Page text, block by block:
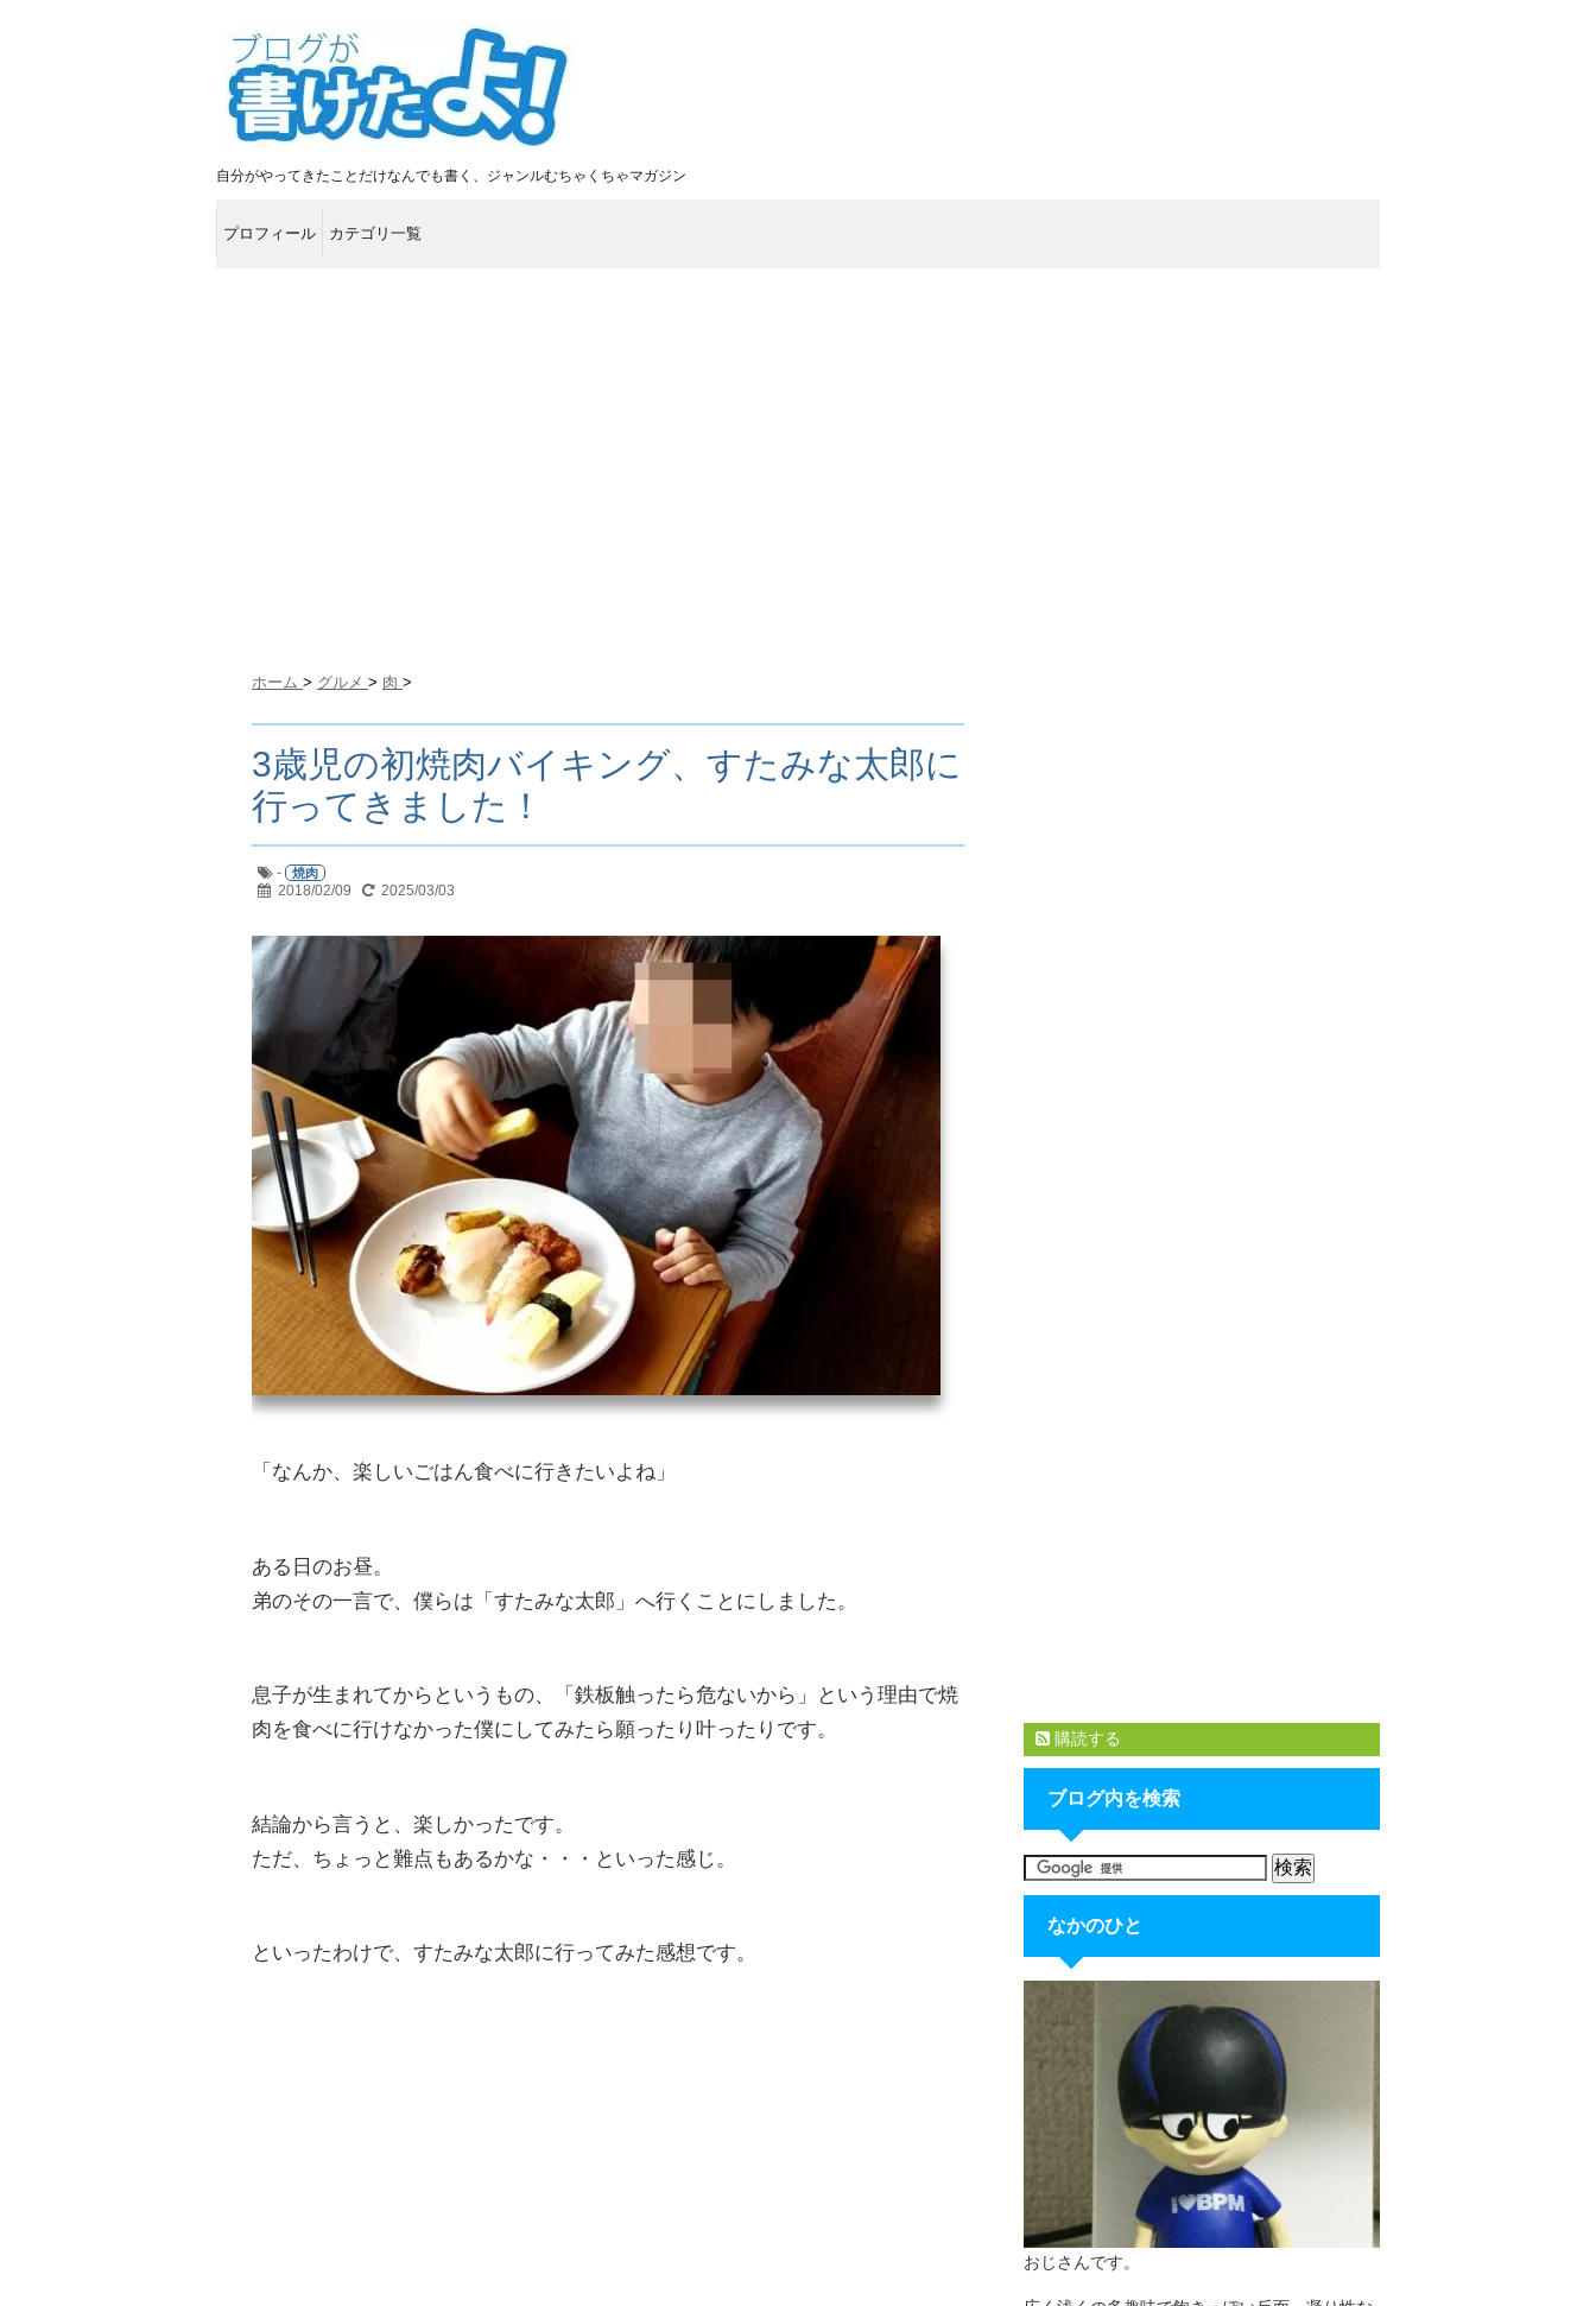
自分がやってきたことだけなんでも書く、ジャンルむちゃくちゃマガジン
プロフィール カテゴリ一覧
ホーム > グルメ > 肉 >
3歳児の初焼肉バイキング、すたみな太郎に
行ってきました！
- 焼肉
2018/02/09 2025/03/03
「なんか、楽しいごはん食べに行きたいよね」
ある日のお昼。
弟のその一言で、僕らは「すたみな太郎」へ行くことにしました。
息子が生まれてからというもの、「鉄板触ったら危ないから」という理由で焼
肉を食べに行けなかった僕にしてみたら願ったり叶ったりです。
結論から言うと、楽しかったです。
ただ、ちょっと難点もあるかな・・・といった感じ。
といったわけで、すたみな太郎に行ってみた感想です。
購読する
ブログ内を検索
なかのひと
おじさんです。